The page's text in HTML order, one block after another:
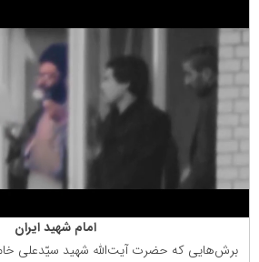
امام شهید ایران
برش‌هایی كه حضرت آیت‌الله شهید سیّدعلی